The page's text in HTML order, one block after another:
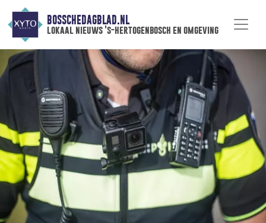
BOSSCHEDAGBLAD.NL
lokaal nieuws 's-hertogenbosch en omgeving